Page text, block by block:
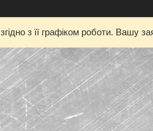
з її графіком роботи. Вашу